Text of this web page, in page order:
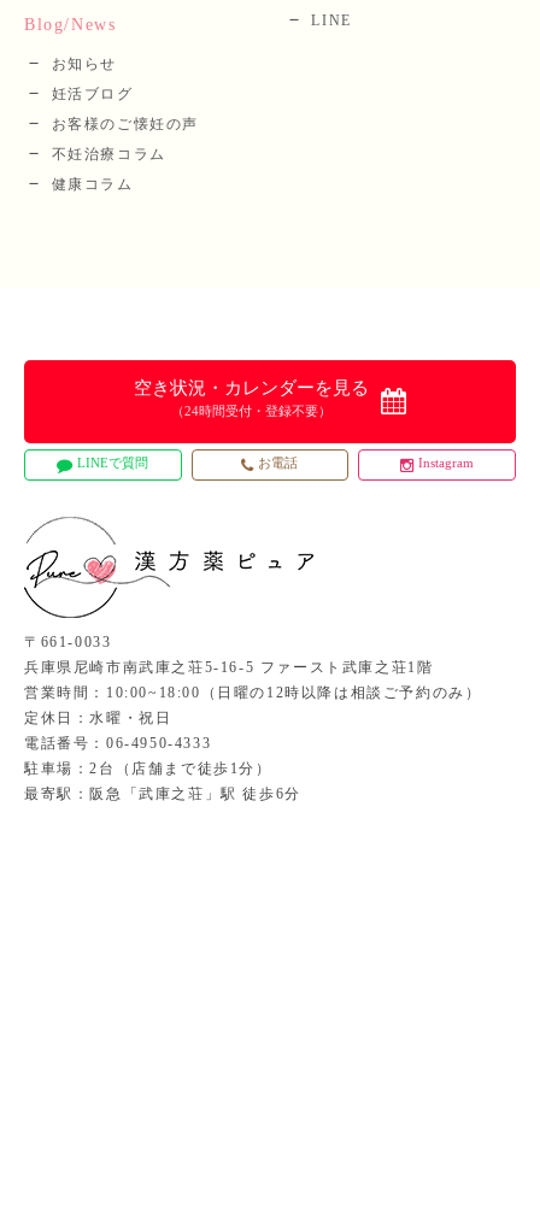
Blog/News
お知らせ
妊活ブログ
お客様のご懐妊の声
不妊治療コラム
健康コラム
LINE
〒661-0033
兵庫県尼崎市南武庫之荘5-16-5 ファースト武庫之荘1階
営業時間：10:00~18:00（日曜の12時以降は相談ご予約のみ）
定休日：水曜・祝日
電話番号：06-4950-4333
駐車場：2台（店舗まで徒歩1分）
最寄駅：阪急「武庫之荘」駅 徒歩6分
空き状況・カレンダーを見る
（24時間受付・登録不要）
LINEで質問 お電話 Instagram